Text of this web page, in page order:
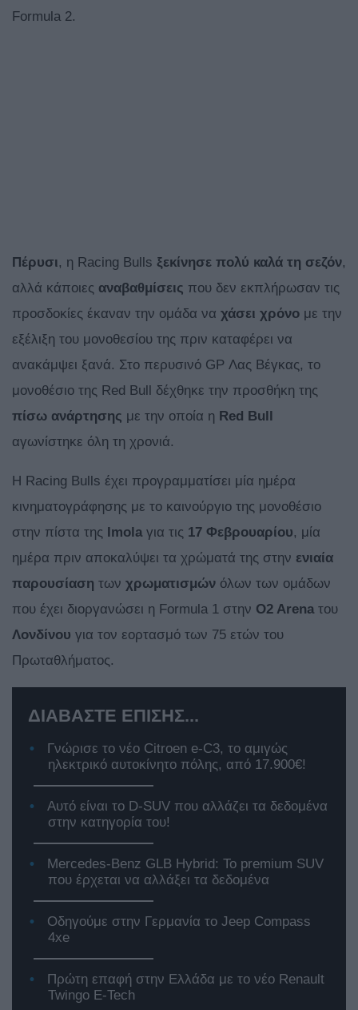
Formula 2.
Πέρυσι, η Racing Bulls ξεκίνησε πολύ καλά τη σεζόν,
αλλά κάποιες αναβαθμίσεις που δεν εκπλήρωσαν τις
προσδοκίες έκαναν την ομάδα να χάσει χρόνο με την
εξέλιξη του μονοθεσίου της πριν καταφέρει να
ανακάμψει ξανά. Στο περυσινό GP Λας Βέγκας, το
μονοθέσιο της Red Bull δέχθηκε την προσθήκη της
πίσω ανάρτησης με την οποία η Red
Bull
αγωνίστηκε όλη τη χρονιά.
H Racing Bulls έχει προγραμματίσει μία ημέρα
κινηματογράφησης με το καινούργιο της μονοθέσιο
στην πίστα της
Imolaγια τις 17 Φεβρουαρίου, μία
ημέρα πριν αποκαλύψει τα χρώματά της στην ενιαία
παρουσίαση των χρωματισμών όλων των ομάδων
που έχει διοργανώσει η Formula 1 στην O2 Arenaτου
Λονδίνου για τον εορτασμό των 75 ετών του
Πρωταθλήματος.
ΔΙΑΒΑΣΤΕ ΕΠΙΣΗΣ...
Γνώρισε το νέο Citroen e-C3, το αμιγώς
ηλεκτρικό αυτοκίνητο πόλης, από 17.900€!
Αυτό είναι το D-SUV που αλλάζει τα δεδομένα
στην κατηγορία του!
Mercedes-Benz GLB Hybrid: Το premium SUV
που έρχεται να αλλάξει τα δεδομένα
Οδηγούμε στην Γερμανία το Jeep Compass
4xe
Πρώτη επαφή στην Ελλάδα με το νέο Renault
Twingo E-Tech